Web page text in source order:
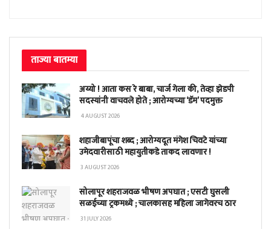
ताज्या बातम्या
अय्यो ! आता कस रे बाबा, चार्ज गेला की, तेव्हा झेडपी
सदस्यांनी वाचवले होते ; आरोग्यच्या ‘डॅम’ पदमुक्त
4 AUGUST 2026
शहाजीबापूंचा शब्द ; आरोग्यदूत मंगेश चिवटे यांच्या
उमेदवारीसाठी महायुतीकडे ताकद लावणार !
3 AUGUST 2026
सोलापूर शहराजवळ भीषण अपघात ; एसटी घुसली
सळईच्या ट्रकमध्ये ; चालकासह महिला जागेवरच ठार
31 JULY 2026